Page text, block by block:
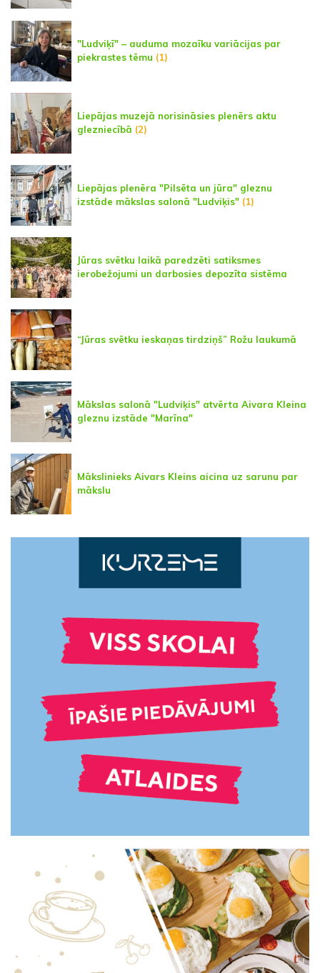
"Ludviķī" – auduma mozaīku variācijas par
piekrastes tēmu (1)
Liepājas muzejā norisināsies plenērs aktu
glezniecībā (2)
Liepājas plenēra "Pilsēta un jūra" gleznu
izstāde mākslas salonā "Ludviķis" (1)
Jūras svētku laikā paredzēti satiksmes
ierobežojumi un darbosies depozīta sistēma
“Jūras svētku ieskaņas tirdziņš” Rožu laukumā
Mākslas salonā "Ludviķis" atvērta Aivara Kleina
gleznu izstāde "Marīna"
Mākslinieks Aivars Kleins aicina uz sarunu par
mākslu